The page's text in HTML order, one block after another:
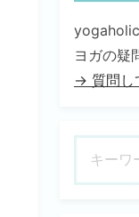
ヨガの疑
→ 質問し